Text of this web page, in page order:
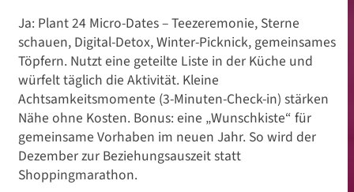
Ja: Plant 24 Micro-Dates – Teezeremonie, Sterne
schauen, Digital-Detox, Winter-Picknick, gemeinsames
Töpfern. Nutzt eine geteilte Liste in der Küche und
würfelt täglich die Aktivität. Kleine
Achtsamkeitsmomente (3-Minuten-Check-in) stärken
Nähe ohne Kosten. Bonus: eine „Wunschkiste“ für
gemeinsame Vorhaben im neuen Jahr. So wird der
Dezember zur Beziehungsauszeit statt
Shoppingmarathon.